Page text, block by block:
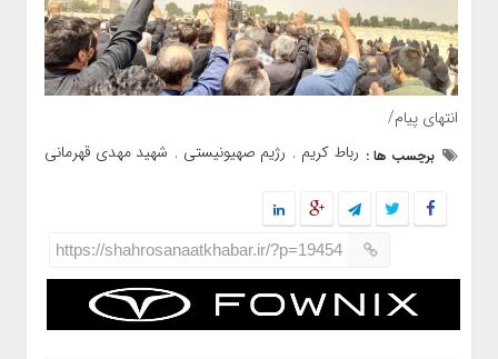
انتهای پیام/
برچسب ها : رباط کریم , رژیم صهیونیستی , شهید مهدی قهرمانی
https://shahrosanaatkhabar.ir/?p=19454